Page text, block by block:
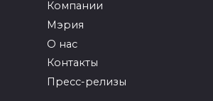
Компании
Мэрия
О нас
Контакты
Пресс-релизы